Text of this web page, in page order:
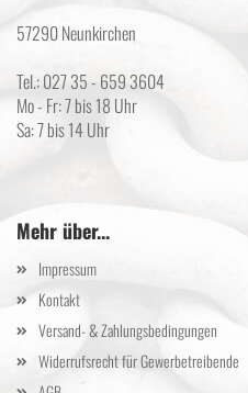
57290 Neunkirchen
Tel.: 027 35 - 659 3604
Mo - Fr: 7 bis 18 Uhr
Sa: 7 bis 14 Uhr
Mehr über...
Impressum
Kontakt
Versand- & Zahlungsbedingungen
Widerrufsrecht für Gewerbetreibende